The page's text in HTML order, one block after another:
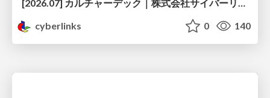
[2026.07] カルチャーデック｜株式会社サイバーリンクス
cyberlinks
0 140